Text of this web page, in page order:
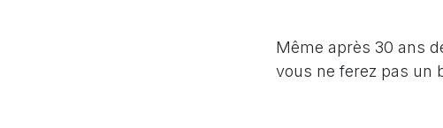
Même après 30 ans
vous ne ferez pas un